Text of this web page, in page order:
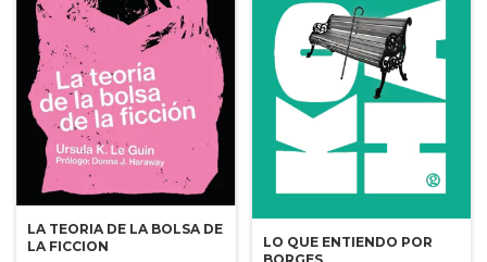
LA TEORIA DE LA BOLSA DE
LA FICCION
LO QUE ENTIENDO POR